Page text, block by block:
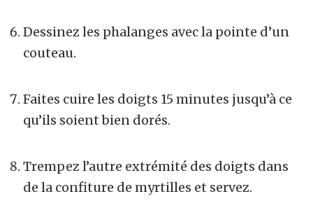
Dessinez les phalanges avec la pointe d’un
couteau.
Faites cuire les doigts 15 minutes jusqu’à ce
qu’ils soient bien dorés.
Trempez l’autre extrémité des doigts dans
de la confiture de myrtilles et servez.